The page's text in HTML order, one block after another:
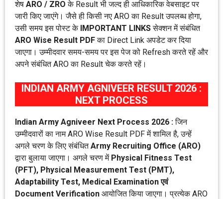
शेष ARO / ZRO के Result भी जल्द ही आधिकारिक वेबसाइट पर
जारी किए जाएंगे। जैसे ही किसी नए ARO का Result उपलब्ध होगा,
उसी समय इस पोस्ट के IMPORTANT LINKSसेक्शन में संबंधित
ARO Wise Result PDFका Direct Link अपडेट कर दिया
जाएगा। उम्मीदवार समय-समय पर इस पेज को Refresh करते रहें और
अपने संबंधित ARO का Result चेक करते रहें।
INDIAN ARMY AGNIVEER RESULT 2026 :
NEXT PROCESS
Indian Army Agniveer Next Process 2026 :जिन
उम्मीदवारों का नाम ARO Wise Result PDF में शामिल है, उन्हें
अगले चरण के लिए संबंधितArmy Recruiting Office (ARO)
द्वारा बुलाया जाएगा। अगले चरण में Physical Fitness Test
(PFT), Physical Measurement Test (PMT),
Adaptability Test, Medical Examination एवं
Document Verification आयोजित किया जाएगा। प्रत्येक ARO